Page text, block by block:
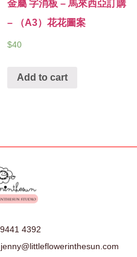
金屬 字消板 – 馬來西亞訂購
– （A3）花花圖案
$40
Add to cart
4392